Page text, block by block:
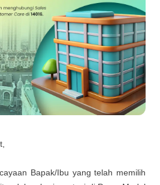
Bapak/Ibu yang telah memilih